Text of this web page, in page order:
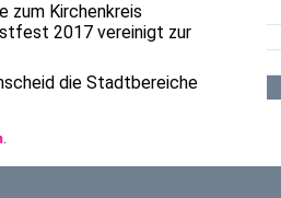
zum Kirchenkreis
2017 vereinigt zur
die Stadtbereiche
.